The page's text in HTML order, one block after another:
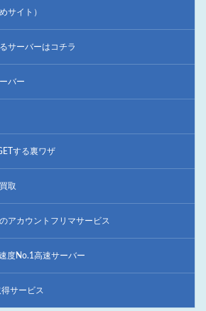
サイト）
サーバーはコチラ
バー
する裏ワザ
取
アカウントフリマサービス
度No.1高速サーバー
得サービス